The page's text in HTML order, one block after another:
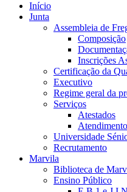
Início
Junta
Assembleia de
Composição
Inscrições
Certificação da
Executivo
Regime geral da
Serviços
Atestados
Atendimento
Universidade
Recrutamento
Marvila
Biblioteca de
Ensino Público